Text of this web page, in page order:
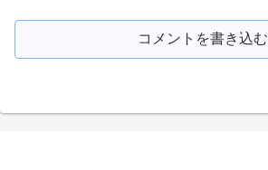
コメントを書き込む